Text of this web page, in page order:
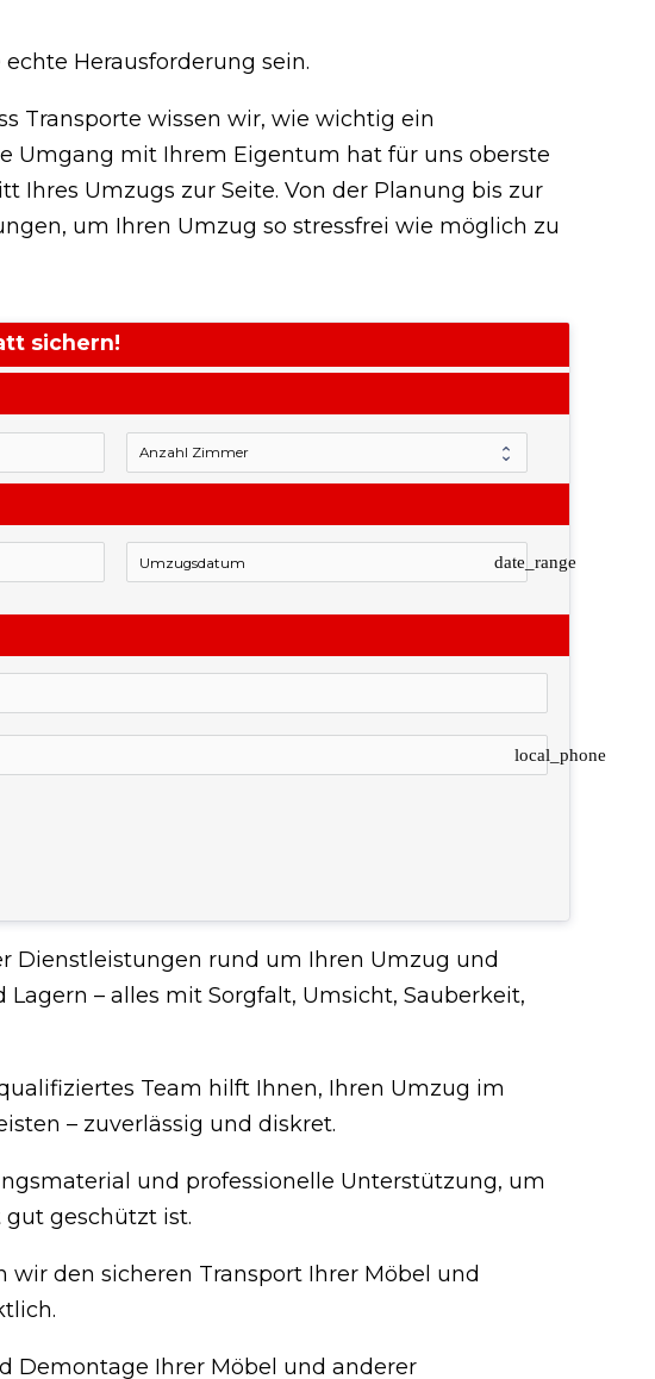
Herausforderung sein.
Transporte wissen wir, wie wichtig ein
Umgang mit Ihrem Eigentum hat für uns oberste
Ihres Umzugs zur Seite. Von der Planung bis zur
um Ihren Umzug so stressfrei wie möglich zu
sichern!
date_range
local_phone
Dienstleistungen rund um Ihren Umzug und
– alles mit Sorgfalt, Umsicht, Sauberkeit,
Team hilft Ihnen, Ihren Umzug im
– zuverlässig und diskret.
und professionelle Unterstützung, um
gut geschützt ist.
den sicheren Transport Ihrer Möbel und
Demontage Ihrer Möbel und anderer